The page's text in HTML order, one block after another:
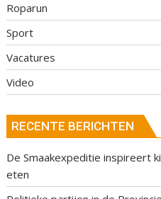
Roparun
Sport
Vacatures
Video
RECENTE BERICHTEN
De Smaakexpeditie inspireert
eten